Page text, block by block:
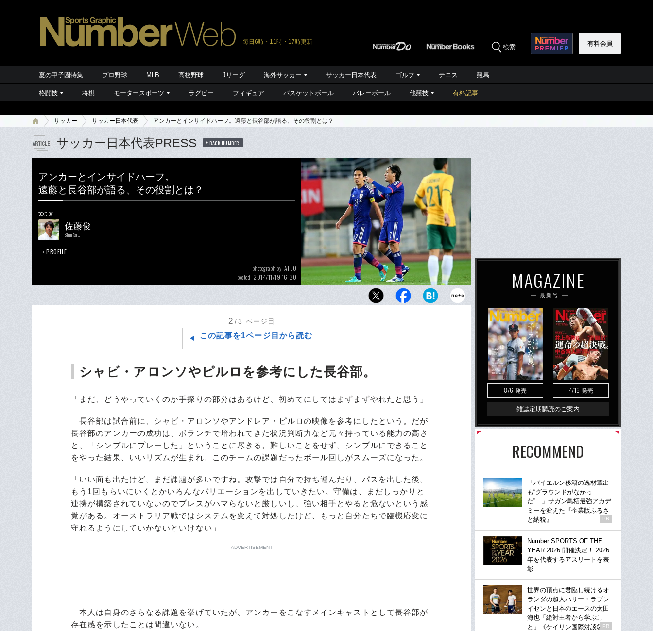
毎日6時・11時・17時更新
検索 有料会員
夏の甲子園特集 プロ野球 MLB 高校野球 Jリーグ 海外サッカー サッカー日本代表 ゴルフ テニス 競馬
格闘技 将棋 モータースポーツ ラグビー フィギュア バスケットボール バレーボール 他競技 有料記事
サッカー サッカー日本代表 アンカーとインサイドハーフ。遠藤と長谷部が語る、その役割とは？
サッカー日本代表PRESS BACK NUMBER
アンカーとインサイドハーフ。
遠藤と長谷部が語る、その役割とは？
text by
佐藤俊
Shun Sato
PROFILE
photograph by AFLO
posted 2014/11/19 16:30
長らく日本の中盤でコンビを組む遠藤保仁と長谷部誠。
さそうだ。
2 /3 ページ目
この記事を1ページ目から読む
シャビ・アロンソやピルロを参考にした長谷部。
「まだ、どうやっていくのか手探りの部分はあるけど、初めてにしてはまずまずやれたと思う」
長谷部は試合前に、シャビ・アロンソやアンドレア・ピルロの映像を参考にしたという。だが
長谷部のアンカーの成功は、ボランチで培われてきた状況判断力など元々持っている能力の高さ
と、「シンプルにプレーした」ということに尽きる。難しいことをせず、シンプルにできること
をやった結果、いいリズムが生まれ、このチームの課題だったボール回しがスムーズになった。
「いい面も出たけど、まだ課題が多いですね。攻撃では自分で持ち運んだり、パスを出した後、
もう1回もらいにいくとかいろんなバリエーションを出していきたい。守備は、まだしっかりと
連携が構築されていないのでプレスがハマらないと厳しいし、強い相手とやると危ないという感
覚がある。オーストラリア戦ではシステムを変えて対処したけど、もっと自分たちで臨機応変に
守れるようにしていかないといけない」
ADVERTISEMENT
本人は自身のさらなる課題を挙げていたが、アンカーをこなすメインキャストとして長谷部が
存在感を示したことは間違いない。
MAGAZINE
最新号
8/6 発売 4/16 発売
雑誌定期購読のご案内
RECOMMEND
「バイエルン移籍の逸材輩出
も“グラウンドがなかっ
た”…」サガン鳥栖最強アカデ
ミーを変えた『企業版ふるさ
と納税』
PR
Number SPORTS OF THE
YEAR 2026 開催決定！ 2026
年を代表するアスリートを表
彰
世界の頂点に君臨し続けるオ
ランダの超人ハリー・ラブレ
イセンと日本のエースの太田
海也「絶対王者から学ぶこ
と」《ケイリン国際対談②》
PR